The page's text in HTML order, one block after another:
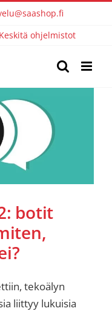
Keskitä ohjelmistot
botit
tekoälyn
liittyy lukuisia